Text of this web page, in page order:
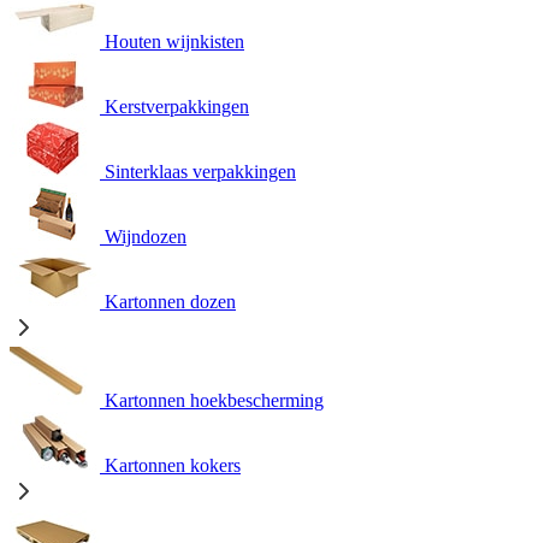
Houten wijnkisten
Kerstverpakkingen
Sinterklaas verpakkingen
Wijndozen
Kartonnen dozen
Kartonnen hoekbescherming
Kartonnen kokers